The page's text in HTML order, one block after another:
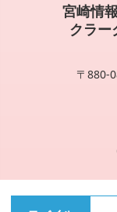
宮崎情
クラー
〒880-